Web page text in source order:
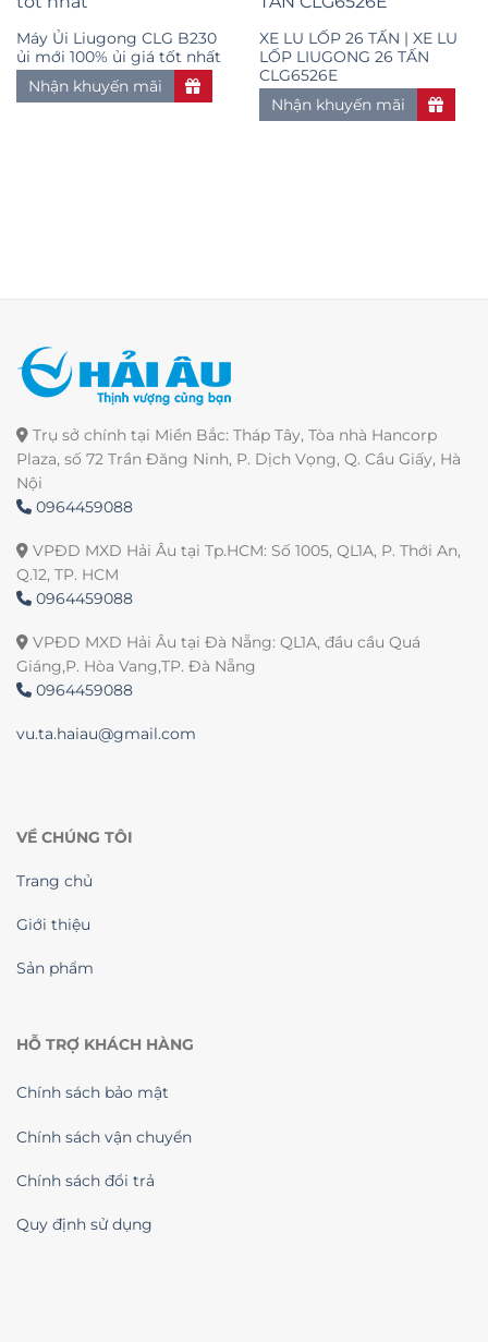
wishlist
Máy Ủi Liugong CLG B230
ủi mới 100% ủi giá tốt nhất
Nhận khuyến mãi
wishlist
XE LU LỐP 26 TẤN | XE LU
LỐP LIUGONG 26 TẤN
CLG6526E
Nhận khuyến mãi
Trụ sở chính tại Miền Bắc: Tháp Tây, Tòa nhà Hancorp
Plaza, số 72 Trần Đăng Ninh, P. Dịch Vọng, Q. Cầu Giấy, Hà
Nội
0964459088
VPĐD MXD Hải Âu tại Tp.HCM: Số 1005, QL1A, P. Thới An,
Q.12, TP. HCM
0964459088
VPĐD MXD Hải Âu tại Đà Nẵng: QL1A, đầu cầu Quá
Giáng,P. Hòa Vang,TP. Đà Nẵng
0964459088
vu.ta.haiau@gmail.com
VỀ CHÚNG TÔI
Trang chủ
Giới thiệu
Sản phẩm
HỖ TRỢ KHÁCH HÀNG
Chính sách bảo mật
Chính sách vận chuyển
Chính sách đổi trả
Quy định sử dụng